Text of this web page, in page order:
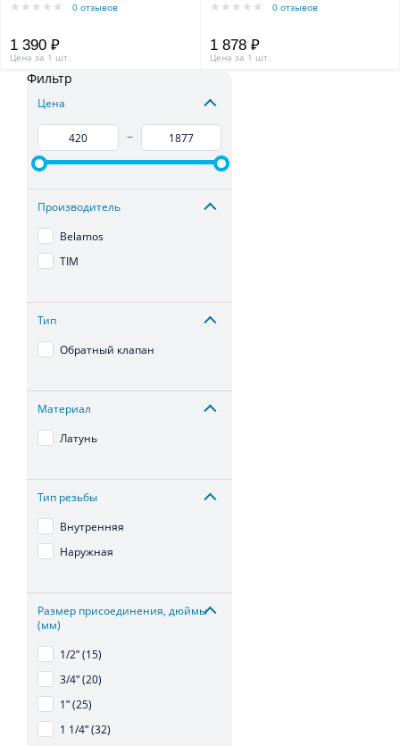
0 отзывов
1 390 ₽
Цена за 1 шт.
0 отзывов
1 878 ₽
Цена за 1 шт.
Фильтр
Цена
–
Производитель
Belamos
TIM
Тип
Обратный клапан
Материал
Латунь
Тип резьбы
Внутренняя
Наружная
Размер присоединения, дюймы
(мм)
1/2ʺ (15)
3/4ʺ (20)
1ʺ (25)
1 1/4ʺ (32)